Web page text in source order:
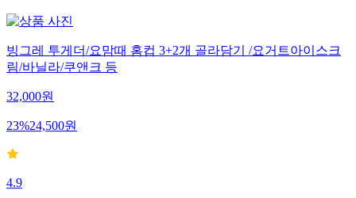
빙그레 투게더/요맘때 홈컵 3+2개 골라담기 /요거트아이스크
림/바닐라/쿠앤크 등
32,000원
23%24,500원
4.9